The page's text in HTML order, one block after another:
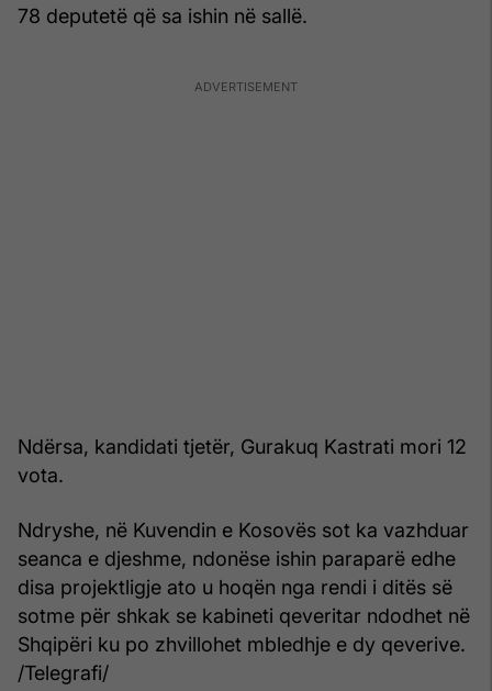
78 deputetë që sa ishin në sallë.
Ndërsa, kandidati tjetër, Gurakuq Kastrati mori 12
vota.
Ndryshe, në Kuvendin e Kosovës sot ka vazhduar
seanca e djeshme, ndonëse ishin paraparë edhe
disa projektligje ato u hoqën nga rendi i ditës së
sotme për shkak se kabineti qeveritar ndodhet në
Shqipëri ku po zhvillohet mbledhje e dy qeverive.
/Telegrafi/